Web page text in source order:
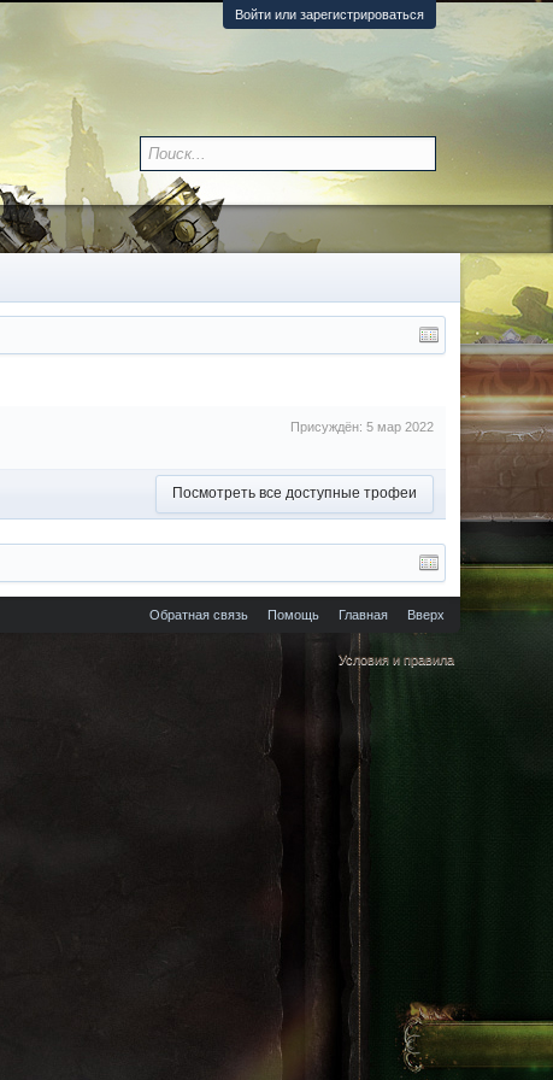
Войти или зарегистрироваться
Присуждён: 5 мар 2022
Посмотреть все доступные трофеи
Обратная связь Помощь Главная Вверх
Условия и правила